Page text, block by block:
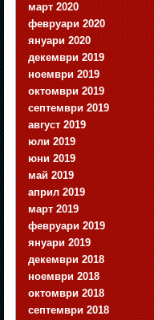
март 2020
февруари 2020
януари 2020
декември 2019
ноември 2019
октомври 2019
септември 2019
август 2019
юли 2019
юни 2019
май 2019
април 2019
март 2019
февруари 2019
януари 2019
декември 2018
ноември 2018
октомври 2018
септември 2018